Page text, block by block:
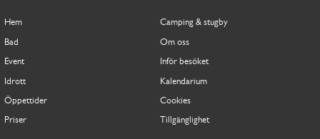
Hem
Bad
Event
Idrott
Öppettider
Priser
Camping & stugby
Om oss
Inför besöket
Kalendarium
Cookies
Tillgänglighet